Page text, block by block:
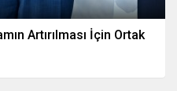
Artırılması İçin Ortak